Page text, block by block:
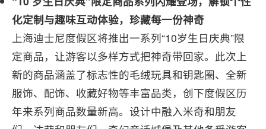
化定制与趣味互动体验， 珍藏每一份神奇
上海迪士尼度假区将推出一系列“10岁生日庆典”限
定商品，让游客以多样方式把神奇带回家。此次上
新的商品涵盖了标志性的毛绒玩具和钥匙圈、全新
服饰、配饰、收藏好物等丰富品类，创下度假区历
年来系列商品数量新高。设计中融入米奇和朋友